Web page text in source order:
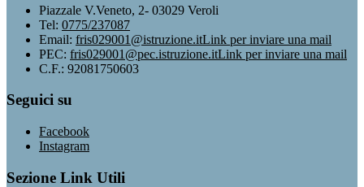
Piazzale V.Veneto, 2- 03029 Veroli
Tel: 0775/237087
Email: fris029001@istruzione.itLink per inviare una mail
PEC: fris029001@pec.istruzione.itLink per inviare una mail
C.F.: 92081750603
Seguici su
Facebook
Instagram
Sezione Link Utili